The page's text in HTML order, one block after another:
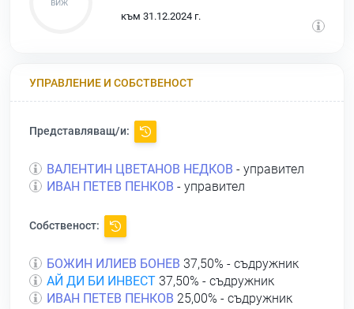
към 31.12.2024 г.
УПРАВЛЕНИЕ И СОБСТВЕНОСТ
Представляващ/и:
ВАЛЕНТИН ЦВЕТАНОВ НЕДКОВ - управител
ИВАН ПЕТЕВ ПЕНКОВ - управител
Собственост:
БОЖИН ИЛИЕВ БОНЕВ 37,50% - съдружник
АЙ ДИ БИ ИНВЕСТ 37,50% - съдружник
ИВАН ПЕТЕВ ПЕНКОВ 25,00% - съдружник